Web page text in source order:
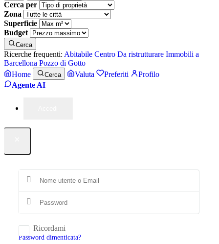
Cerca per
Zona
Superficie
Budget
Cerca
Ricerche frequenti: Abitabile Centro Da ristrutturare Immobili a
Barcellona Pozzo di Gotto
Home
Cerca Valuta Preferiti
Profilo
Agente AI
Ricordami
Password dimenticata?